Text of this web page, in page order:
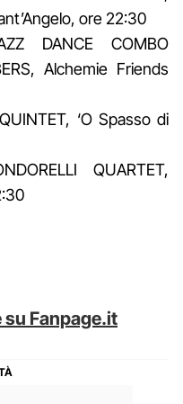
ore 22:30
DANCE COMBO
Alchemie Friends
‘O Spasso di
QUARTET,
su Fanpage.it